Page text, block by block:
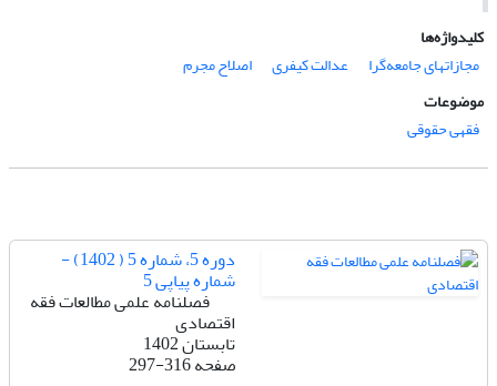
کلیدواژه‌ها
مجازاتهای جامعه‌گرا
عدالت کیفری
اصلاح مجرم
موضوعات
فقهی حقوقی
دوره 5، شماره 5 ( 1402) -
شماره پیاپی 5
فصلنامه علمی مطالعات فقه
اقتصادی
تابستان 1402
صفحه297-316